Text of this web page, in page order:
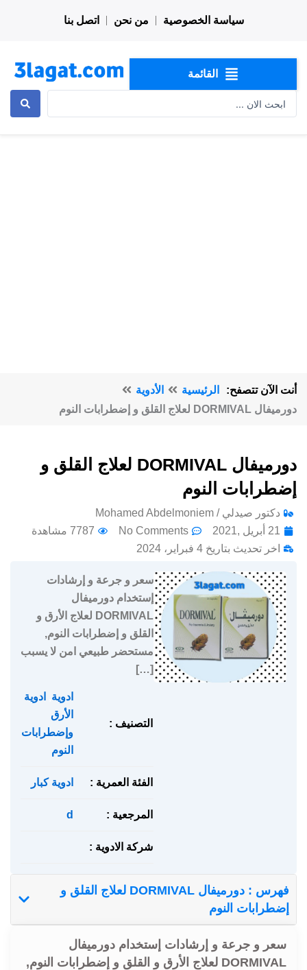
سياسة الخصوصية من نحن اتصل بنا
القائمة
أنت الآن تتصفح: الرئيسية
الأدوية
دورميفال DORMIVAL لعلاج القلق و إضطرابات النوم
دورميفال DORMIVAL لعلاج القلق و
إضطرابات النوم
دكتور صيدلي / Mohamed Abdelmoniem
21 أبريل ,2021
No Comments
7787 مشاهدة
اخر تحديث بتاريخ 4 فبراير، 2024
سعر و جرعة و إرشادات
إستخدام دورميفال
DORMIVAL لعلاج الأرق و
القلق و إضطرابات النوم,
مستحضر طبيعي امن لا يسبب
[…]
التصنيف :
ادوية
ادوية
الأرق
وإضطرابات
النوم
الفئة العمرية : ادوية كبار
المرجعية : d
شركة الادوية :
فهرس : دورميفال DORMIVAL لعلاج القلق و
إضطرابات النوم
سعر و جرعة و إرشادات إستخدام دورميفال
DORMIVAL لعلاج الأرق و القلق و إضطرابات النوم,